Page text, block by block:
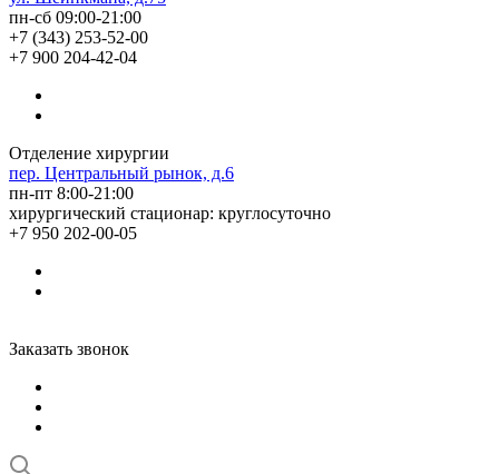
пн-сб 09:00-21:00
+7 (343) 253-52-00
+7 900 204-42-04
Отделение хирургии
пер. Центральный рынок, д.6
пн-пт 8:00-21:00
хирургический стационар: круглосуточно
+7 950 202-00-05
Заказать звонок